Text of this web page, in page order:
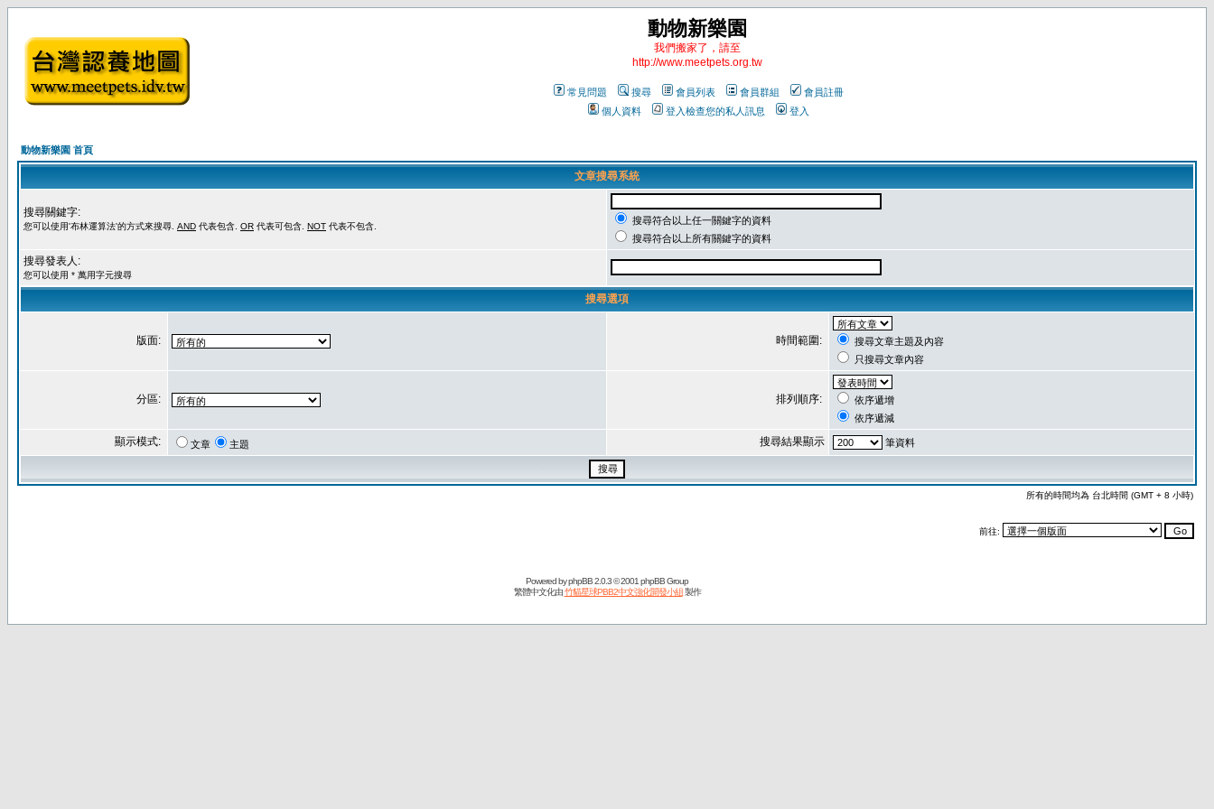
動物新樂園
我們搬家了，請至
http://www.meetpets.org.tw
常見問題 搜尋 會員列表 會員群組
會員註冊
個人資料
登入檢查您的私人訊息 登入
動物新樂園 首頁
文章搜尋系統
搜尋關鍵字:
您可以使用'布林運算法'的方式來搜尋. AND 代表包含. OR 代表可包含. NOT 代表不包含.
搜尋符合以上任一關鍵字的資料
搜尋符合以上所有關鍵字的資料
搜尋發表人:
您可以使用 * 萬用字元搜尋
搜尋選項
版面: 時間範圍:
搜尋文章主題及內容
只搜尋文章內容
分區: 排列順序:
依序遞增
依序遞減
顯示模式: 文章 主題 搜尋結果顯示 筆資料
所有的時間均為 台北時間 (GMT + 8 小時)
前往:
Powered byphpBB2.0.3 © 2001 phpBB Group
繁體中文化由竹貓星球PBB2中文強化開發小組製作